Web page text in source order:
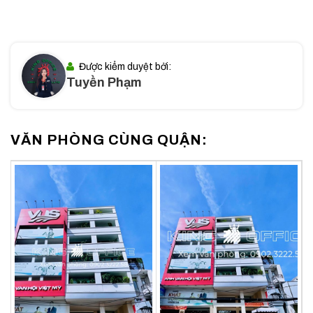
II. Quy mô và thiết kế Vietdata Building Office
Vietdata Building được xây dựng với tiêu chuẩn văn phòng
đại.
Tổng thể quy mô: Tòa nhà có kết cấu1 hầm – 1 trệt –
5 tầng, tổng diện tích sàn rộng rãi, đảm bảo không gian
làm việc linh hoạt.
Diện tích cho thuê đa dạng: Văn phòng có các diện
tích từ45m² – 90m²
, phù hợp với doanh nghiệp nhỏ, vừa
và các nhóm startup đang tìm kiếm một không gian làm
việc chuyên nghiệp với chi phí hợp lý.
Mặt tiền ốp kính cao cấp: Giúp tận dụng tối đa ánh
sáng tự nhiên, tạo môi trường làm việc thông thoáng, tiết
Được kiểm duyệt bởi:
Tuyền Phạm
VĂN PHÒNG CÙNG QUẬN: